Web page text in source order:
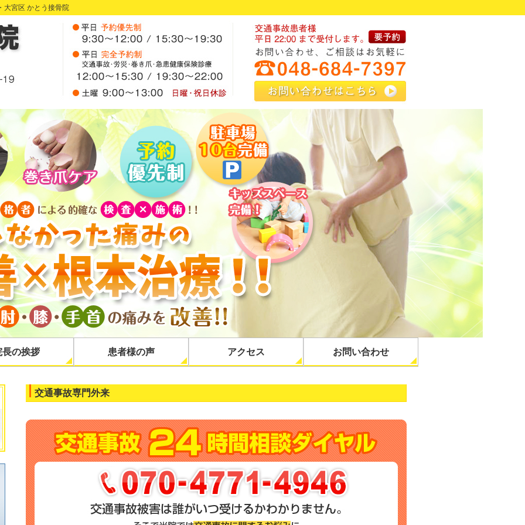
大宮区 かとう接骨院
長の挨拶 患者様の声 アクセス お問い合わせ
交通事故専門外来